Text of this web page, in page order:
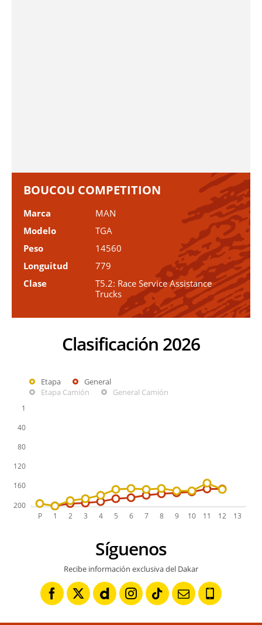
BOUCOU COMPETITION
Marca
MAN
Modelo
TGA
Peso
14560
Longuitud
779
Clase
T5.2: Race Service Assistance
Trucks
Clasificación 2026
Etapa
General
Etapa Camión
General Camión
Síguenos
Recibe información exclusiva del Dakar